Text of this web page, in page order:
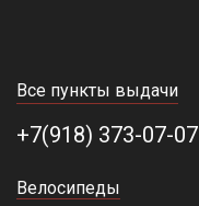
Все пункты выдачи
+7(918) 373-07-07
Велосипеды